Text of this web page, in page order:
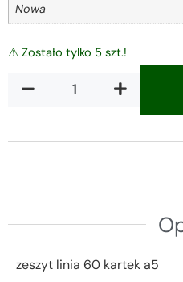
Nowa
⚠ Zostało tylko 5 szt.!
zeszyt linia 60 kartek a5